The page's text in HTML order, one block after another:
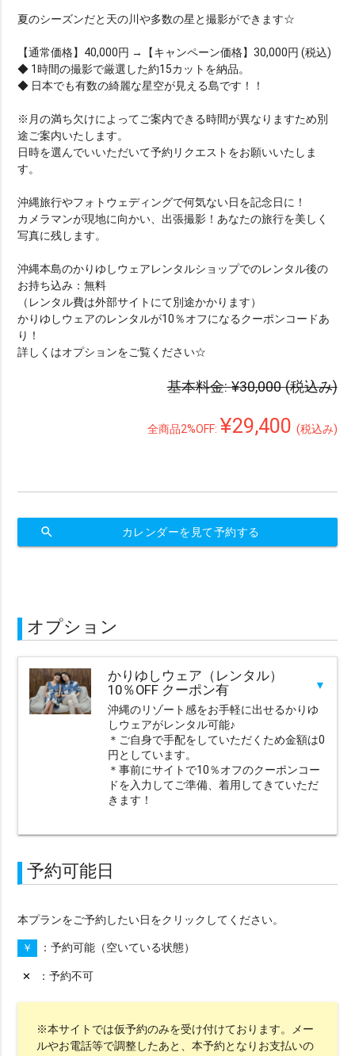
夏のシーズンだと天の川や多数の星と撮影ができます☆
【通常価格】40,000円 →【キャンペーン価格】30,000円 (税込)
◆ 1時間の撮影で厳選した約15カットを納品。
◆ 日本でも有数の綺麗な星空が見える島です！！
※月の満ち欠けによってご案内できる時間が異なりますため別
途ご案内いたします。
日時を選んでいいただいて予約リクエストをお願いいたしま
す。
沖縄旅行やフォトウェディングで何気ない日を記念日に！
カメラマンが現地に向かい、出張撮影！あなたの旅行を美しく
写真に残します。
沖縄本島のかりゆしウェアレンタルショップでのレンタル後の
お持ち込み：無料
（レンタル費は外部サイトにて別途かかります）
かりゆしウェアのレンタルが10％オフになるクーポンコードあ
り！
詳しくはオプションをご覧ください☆
基本料金:¥30,000(税込み)
全商品2%OFF: ¥29,400 (税込み)
search カレンダーを見て予約する
オプション
▼
かりゆしウェア（レンタル）
10％OFF クーポン有
沖縄のリゾート感をお手軽に出せるかりゆ
しウェアがレンタル可能♪
＊ご自身で手配をしていただくため金額は0
円としています。
＊事前にサイトで10％オフのクーポンコー
ドを入力してご準備、着用してきていただ
きます！
予約可能日
本プランをご予約したい日をクリックしてください。
￥ 予約可能（空いている状態）
✕ 予約不可
※本サイトでは仮予約のみを受け付けております。メー
ルやお電話等で調整したあと、本予約となりお支払いの
絞り込みで検索